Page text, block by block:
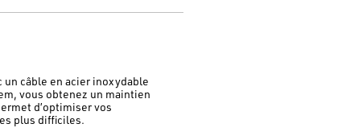
câble en acier inoxydable
vous obtenez un maintien
d’optimiser vos
plus difficiles.